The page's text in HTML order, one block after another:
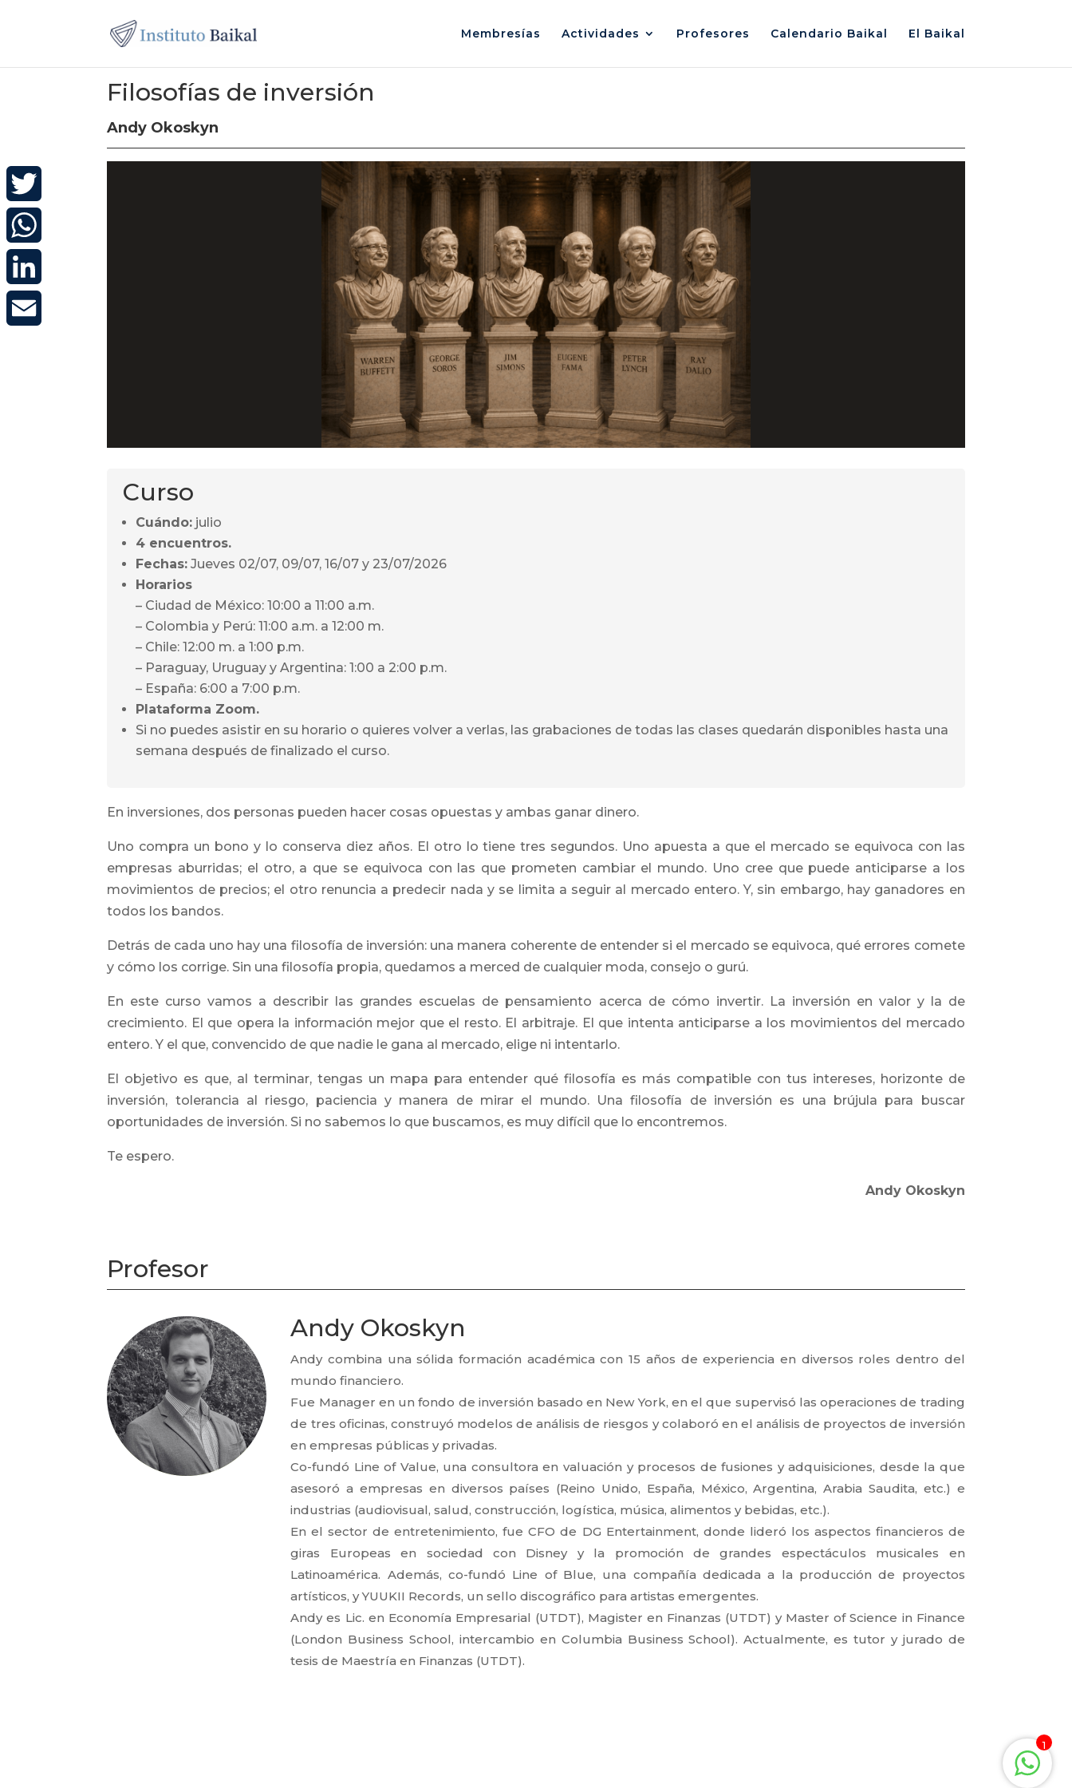
Membresías Actividades Profesores Calendario Baikal El Baikal
Filosofías de inversión
Andy Okoskyn
Curso
Cuándo: julio
4 encuentros.
Fechas: Jueves 02/07, 09/07, 16/07 y 23/07/2026
Horarios
– Ciudad de México: 10:00 a 11:00 a.m.
– Colombia y Perú: 11:00 a.m. a 12:00 m.
– Chile: 12:00 m. a 1:00 p.m.
– Paraguay, Uruguay y Argentina: 1:00 a 2:00 p.m.
– España: 6:00 a 7:00 p.m.
Plataforma Zoom.
Si no puedes asistir en su horario o quieres volver a verlas, las grabaciones de todas las clases quedarán disponibles hasta una
semana después de finalizado el curso.
En inversiones, dos personas pueden hacer cosas opuestas y ambas ganar dinero.
Uno compra un bono y lo conserva diez años. El otro lo tiene tres segundos. Uno apuesta a que el mercado se equivoca con las
empresas aburridas; el otro, a que se equivoca con las que prometen cambiar el mundo. Uno cree que puede anticiparse a los
movimientos de precios; el otro renuncia a predecir nada y se limita a seguir al mercado entero. Y, sin embargo, hay ganadores en
todos los bandos.
Detrás de cada uno hay una filosofía de inversión: una manera coherente de entender si el mercado se equivoca, qué errores comete
y cómo los corrige. Sin una filosofía propia, quedamos a merced de cualquier moda, consejo o gurú.
En este curso vamos a describir las grandes escuelas de pensamiento acerca de cómo invertir. La inversión en valor y la de
crecimiento. El que opera la información mejor que el resto. El arbitraje. El que intenta anticiparse a los movimientos del mercado
entero. Y el que, convencido de que nadie le gana al mercado, elige ni intentarlo.
El objetivo es que, al terminar, tengas un mapa para entender qué filosofía es más compatible con tus intereses, horizonte de
inversión, tolerancia al riesgo, paciencia y manera de mirar el mundo. Una filosofía de inversión es una brújula para buscar
oportunidades de inversión. Si no sabemos lo que buscamos, es muy difícil que lo encontremos.
Te espero.
Andy Okoskyn
Profesor
Andy Okoskyn
Andy combina una sólida formación académica con 15 años de experiencia en diversos roles dentro del
mundo financiero.
Fue Manager en un fondo de inversión basado en New York, en el que supervisó las operaciones de trading
de tres oficinas, construyó modelos de análisis de riesgos y colaboró en el análisis de proyectos de inversión
en empresas públicas y privadas.
Co-fundó Line of Value, una consultora en valuación y procesos de fusiones y adquisiciones, desde la que
asesoró a empresas en diversos países (Reino Unido, España, México, Argentina, Arabia Saudita, etc.) e
industrias (audiovisual, salud, construcción, logística, música, alimentos y bebidas, etc.).
En el sector de entretenimiento, fue CFO de DG Entertainment, donde lideró los aspectos financieros de
giras Europeas en sociedad con Disney y la promoción de grandes espectáculos musicales en
Latinoamérica. Además, co-fundó Line of Blue, una compañía dedicada a la producción de proyectos
artísticos, y YUUKII Records, un sello discográfico para artistas emergentes.
Andy es Lic. en Economía Empresarial (UTDT), Magister en Finanzas (UTDT) y Master of Science in Finance
(London Business School, intercambio en Columbia Business School). Actualmente, es tutor y jurado de
tesis de Maestría en Finanzas (UTDT).
Twitter
WhatsApp
LinkedIn
1